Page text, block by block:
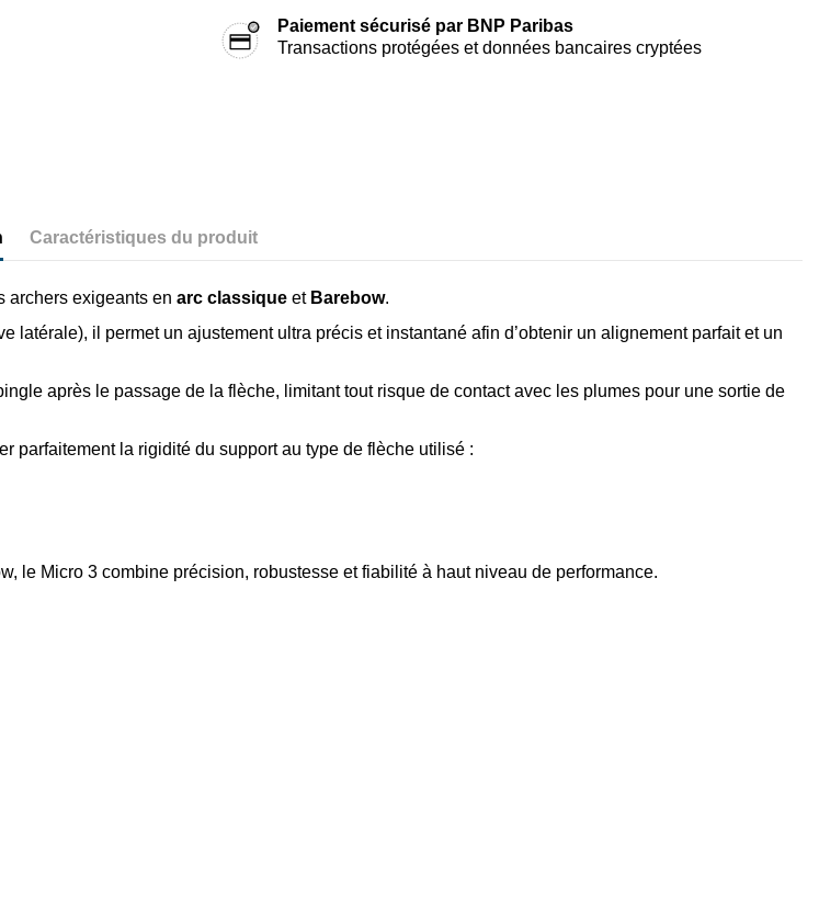
Paiement sécurisé par BNP Paribas
Transactions protégées et données bancaires cryptées
Caractéristiques du produit
archers exigeants en arc classique et Barebow.
latérale), il permet un ajustement ultra précis et instantané afin d’obtenir un alignement parfait et un
après le passage de la flèche, limitant tout risque de contact avec les plumes pour une sortie de
parfaitement la rigidité du support au type de flèche utilisé :
le Micro 3 combine précision, robustesse et fiabilité à haut niveau de performance.